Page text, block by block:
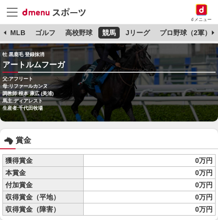
dメニュー
MLB ゴルフ 高校野球 競馬 Jリーグ プロ野球（2軍）
牡 黒鹿毛 登録抹消
アートルムフーガ
父:アフリート
母:リファールカンヌ
調教師:根本 康広 (美浦)
馬主:ディアレスト
生産者:千代田牧場
賞金
獲得賞金
0万円
本賞金
0万円
付加賞金
0万円
収得賞金（平地）
0万円
収得賞金（障害）
0万円